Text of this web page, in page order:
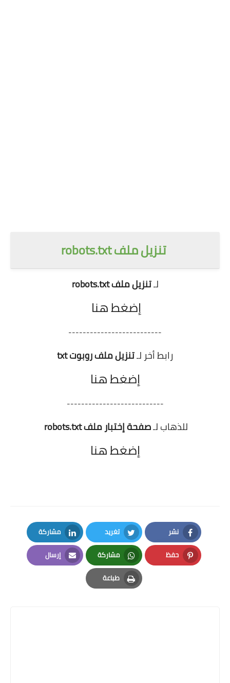
تنزيل ملف robots.txt
لـتنزيل ملف robots.txt
إضغط هنا
--------------------------
رابط أخر لـتنزيل ملف روبوت txt
إضغط هنا
---------------------------
للذهاب لـصفحة إختبار ملف robots.txt
إضغط هنا
نشر
Facebook
تغريد
Twitter
مشاركة
LinkedIn
حفظ
Pinterest
مشاركة
Whatsapp
إرسال
Email
طباعة
Print